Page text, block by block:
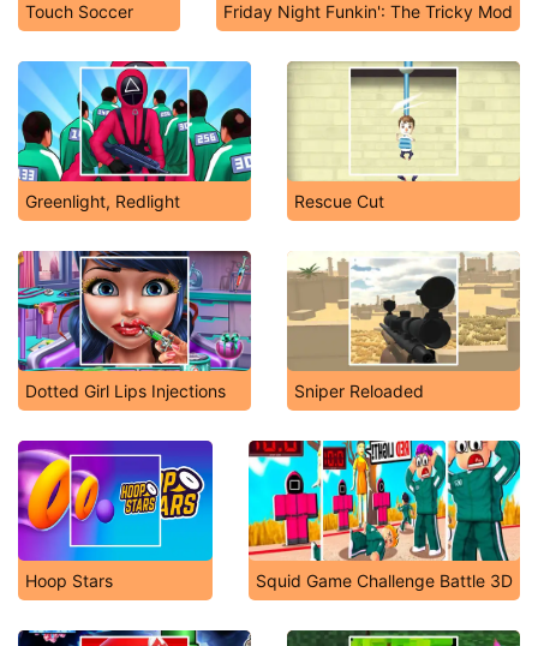
Touch Soccer Friday Night Funkin': The Tricky Mod
Greenlight, Redlight Rescue Cut
Dotted Girl Lips Injections Sniper Reloaded
Hoop Stars Squid Game Challenge Battle 3D